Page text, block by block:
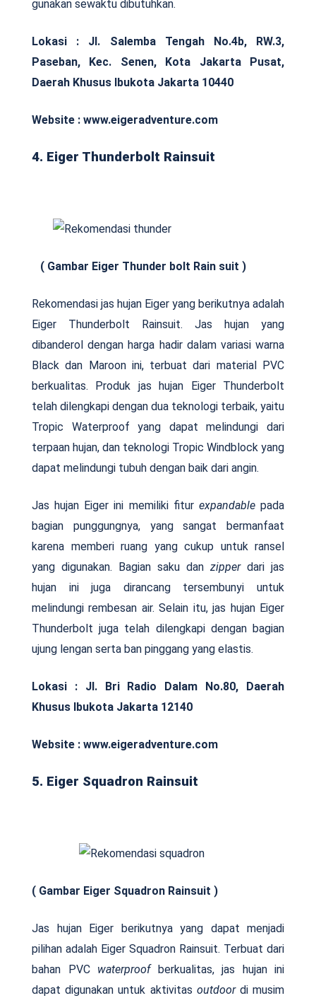
gunakan sewaktu dibutuhkan.
Lokasi : Jl. Salemba Tengah No.4b, RW.3,
Paseban, Kec. Senen, Kota Jakarta Pusat,
Daerah Khusus Ibukota Jakarta 10440
Website : www.eigeradventure.com
4. Eiger Thunderbolt Rainsuit
( Gambar Eiger Thunder bolt Rain suit )
Rekomendasi jas hujan Eiger yang berikutnya adalah
Eiger Thunderbolt Rainsuit. Jas hujan yang
dibanderol dengan harga hadir dalam variasi warna
Black dan Maroon ini, terbuat dari material PVC
berkualitas. Produk jas hujan Eiger Thunderbolt
telah dilengkapi dengan dua teknologi terbaik, yaitu
Tropic Waterproof yang dapat melindungi dari
terpaan hujan, dan teknologi Tropic Windblock yang
dapat melindungi tubuh dengan baik dari angin.
Jas hujan Eiger ini memiliki fitur expandablepada
bagian punggungnya, yang sangat bermanfaat
karena memberi ruang yang cukup untuk ransel
yang digunakan. Bagian saku dan zipper dari jas
hujan ini juga dirancang tersembunyi untuk
melindungi rembesan air. Selain itu, jas hujan Eiger
Thunderbolt juga telah dilengkapi dengan bagian
ujung lengan serta ban pinggang yang elastis.
Lokasi : Jl. Bri Radio Dalam No.80, Daerah
Khusus Ibukota Jakarta 12140
Website : www.eigeradventure.com
5. Eiger Squadron Rainsuit
( Gambar Eiger Squadron Rainsuit )
Jas hujan Eiger berikutnya yang dapat menjadi
pilihan adalah Eiger Squadron Rainsuit. Terbuat dari
bahan PVC waterproof berkualitas, jas hujan ini
dapat digunakan untuk aktivitas outdoor di musim